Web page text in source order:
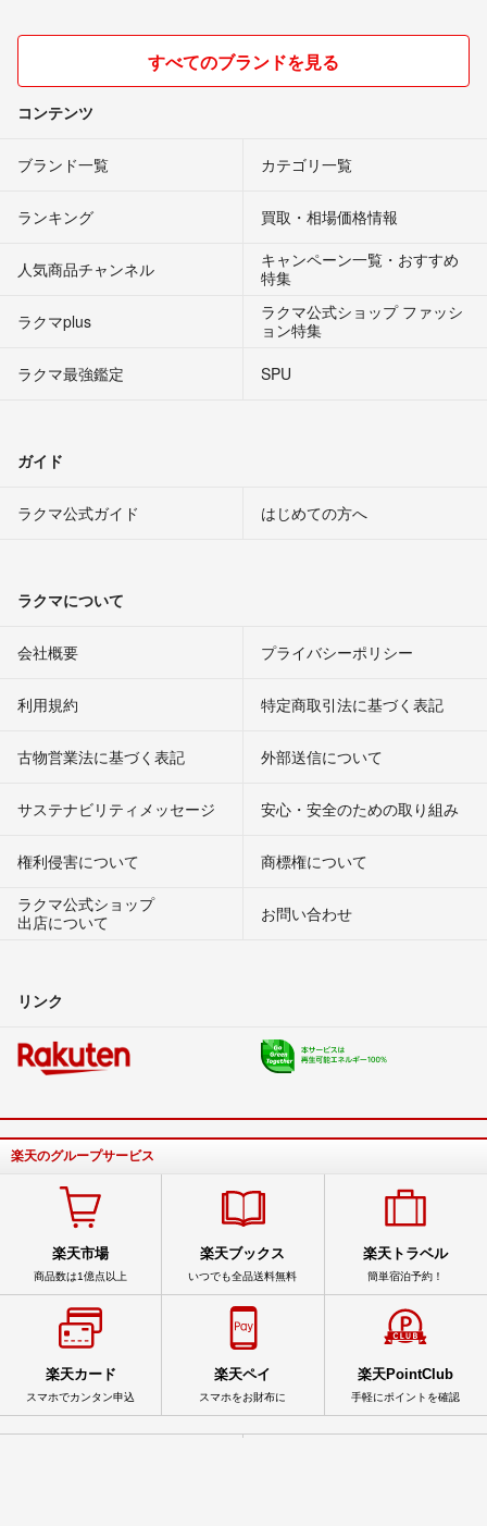
すべてのブランドを見る
コンテンツ
ブランド一覧 カテゴリ一覧
ランキング 買取・相場価格情報
人気商品チャンネル
キャンペーン一覧・おすすめ
特集
ラクマplus
ラクマ公式ショップ ファッシ
ョン特集
ラクマ最強鑑定
SPU
ガイド
ラクマ公式ガイド はじめての方へ
ラクマについて
会社概要 プライバシーポリシー
利用規約 特定商取引法に基づく表記
古物営業法に基づく表記 外部送信について
サステナビリティメッセージ 安心・安全のための取り組み
権利侵害について
商標権について
ラクマ公式ショップ
出店について
お問い合わせ
リンク
楽天のグループサービス
楽天市場
商品数は1億点以上
楽天ブックス
いつでも全品送料無料
楽天トラベル
簡単宿泊予約！
楽天カード
スマホでカンタン申込
楽天ペイ
スマホをお財布に
楽天PointClub
手軽にポイントを確認